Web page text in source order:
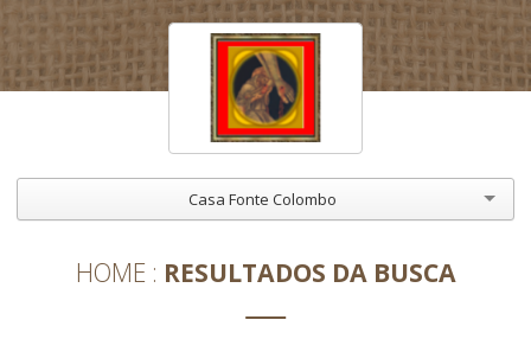
Casa Fonte Colombo
HOME RESULTADOS DA BUSCA